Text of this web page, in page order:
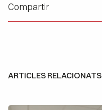
Compartir
ARTICLES RELACIONATS